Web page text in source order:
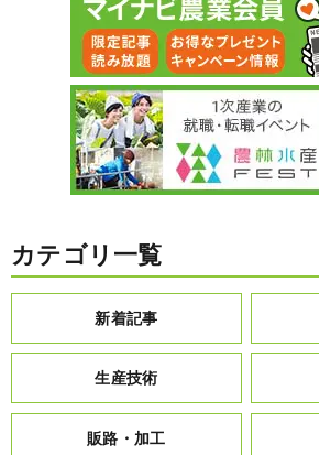
カテゴリ一覧
新着記事
生産技術
販路・加工